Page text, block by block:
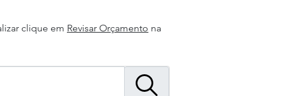
clique em Revisar Orçamento na